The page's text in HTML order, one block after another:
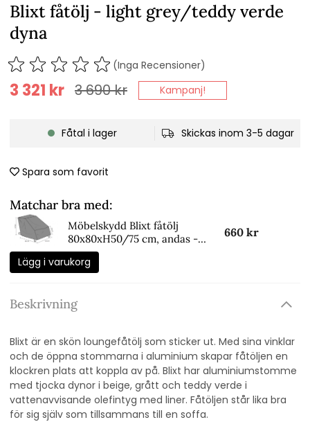
Blixt fåtölj - light grey/teddy verde
dyna
(Inga Recensioner)
3 690kr
3 321 kr Kampanj!
Fåtal i lager Skickas inom 3-5 dagar
Spara som favorit
Matchar bra med:
Möbelskydd Blixt fåtölj
80x80xH50/75 cm, andas -
svart
660 kr
Lägg i varukorg
Beskrivning
Blixt är en skön loungefåtölj som sticker ut. Med sina vinklar
och de öppna stommarna i aluminium skapar fåtöljen en
klockren plats att koppla av på. Blixt har aluminiumstomme
med tjocka dynor i beige, grått och teddy verde i
vattenavvisande olefintyg med liner. Fåtöljen står lika bra
för sig själv som tillsammans till en soffa.